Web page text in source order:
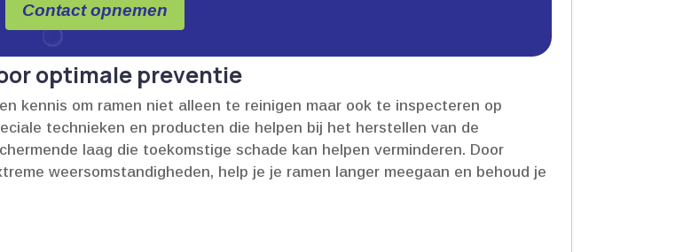
Contact opnemen
optimale preventie
kennis om ramen niet alleen te reinigen maar ook te inspecteren op
technieken en producten die helpen bij het herstellen van de
laag die toekomstige schade kan helpen verminderen.​ Door
weersomstandigheden, help je je ramen langer meegaan en behoud je